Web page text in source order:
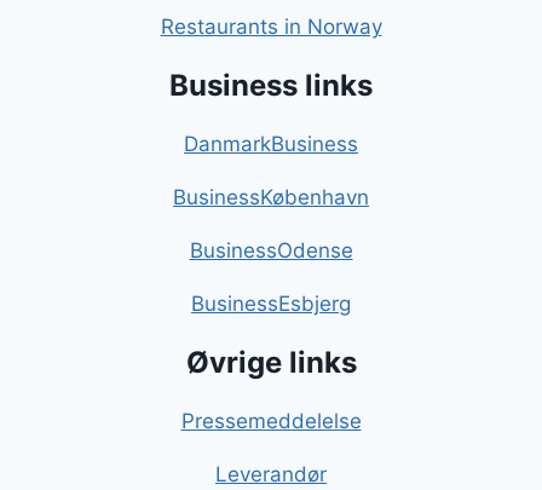
Restaurants in Norway
Business links
DanmarkBusiness
BusinessKøbenhavn
BusinessOdense
BusinessEsbjerg
Øvrige links
Pressemeddelelse
Leverandør